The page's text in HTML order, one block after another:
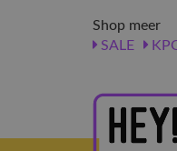
Shop meer
SALE